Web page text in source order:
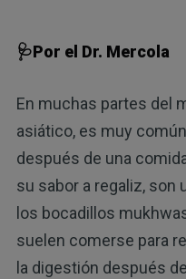
🩺Por el Dr. Mercola
En muchas partes del
asiático, es muy
después de una
su sabor a regaliz, son
los bocadillos
suelen comerse para
la digestión después